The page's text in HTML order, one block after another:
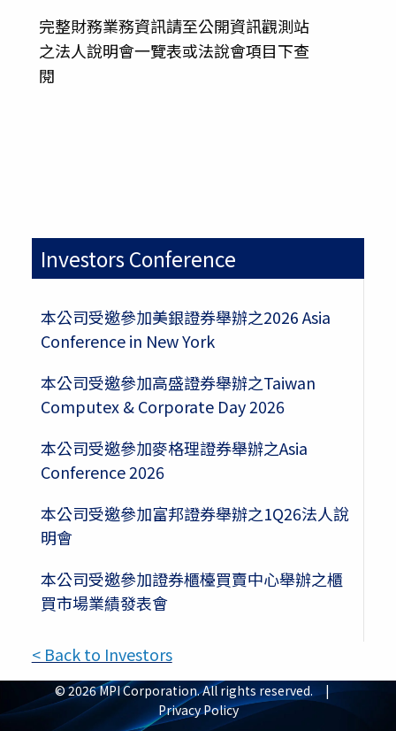
完整財務業務資訊請至公開資訊觀測站
之法人說明會一覽表或法說會項目下查
閱
Investors Conference
本公司受邀參加美銀證券舉辦之2026 Asia
Conference in New York
本公司受邀參加高盛證券舉辦之Taiwan
Computex & Corporate Day 2026
本公司受邀參加麥格理證券舉辦之Asia
Conference 2026
本公司受邀參加富邦證券舉辦之1Q26法人說
明會
本公司受邀參加證券櫃檯買賣中心舉辦之櫃
買市場業績發表會
< Back to Investors
© 2026 MPI Corporation. All rights reserved. |
Privacy Policy